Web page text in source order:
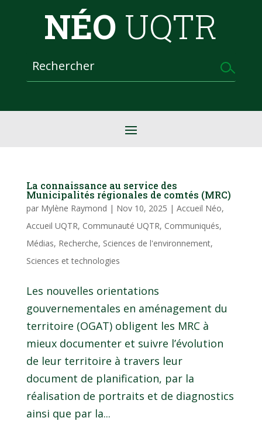
NÉO UQTR
La connaissance au service des
Municipalités régionales de comtés (MRC)
par Mylène Raymond | Nov 10, 2025 | Accueil Néo,
Accueil UQTR, Communauté UQTR, Communiqués,
Médias, Recherche, Sciences de l'environnement,
Sciences et technologies
Les nouvelles orientations
gouvernementales en aménagement du
territoire (OGAT) obligent les MRC à
mieux documenter et suivre l’évolution
de leur territoire à travers leur
document de planification, par la
réalisation de portraits et de diagnostics
ainsi que par la...